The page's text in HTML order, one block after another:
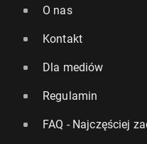
O nas
Kontakt
Dla mediów
Regulamin
FAQ - Najczęściej